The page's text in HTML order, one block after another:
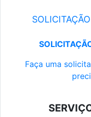
Faça uma